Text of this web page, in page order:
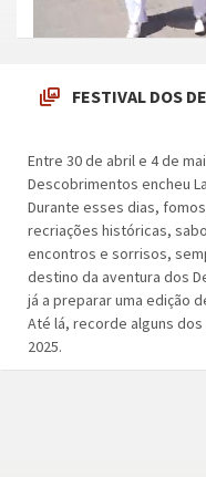
FESTIVAL DOS
Entre 30 de abril e 4 de
Descobrimentos encheu
Durante esses dias,
recriações históricas,
encontros e sorrisos,
destino da aventura dos
já a preparar uma edição
Até lá, recorde alguns
2025.